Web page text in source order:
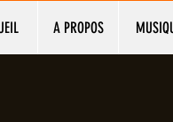
A PROPOS